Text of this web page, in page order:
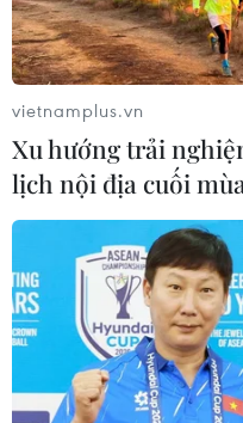
Triệt phá
thống Lương Sơn TV
1.500 tỷ đồng/tháng
Đình chỉ chức vụ một
liên quan đường dây
05/08/2026 03:25
Cảnh báo lừa đảo
Cẩn trọng với thủ
vietnamplus.vn
Xu hướng trải
lịch nội địa cuối